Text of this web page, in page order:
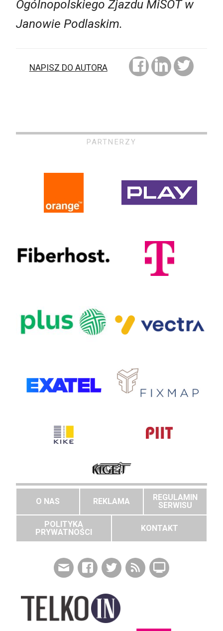
Ogólnopolskiego Zjazdu MiŚOT w
Janowie Podlaskim.
NAPISZ DO AUTORA
PARTNERZY
O NAS REKLAMA
REGULAMIN
SERWISU
POLITYKA
PRYWATNOŚCI
KONTAKT